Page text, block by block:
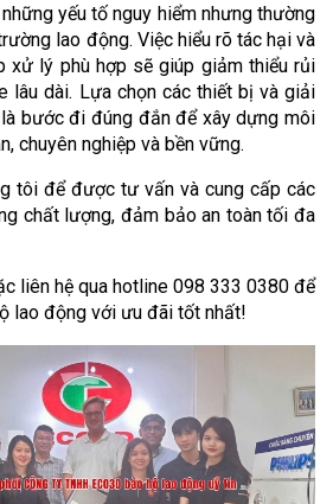
yếu tố nguy hiểm nhưng thường
lao động. Việc hiểu rõ tác hại và
xử lý phù hợp sẽ giúp giảm thiểu rủi
lâu dài. Lựa chọn các thiết bị và giải
bước đi đúng đắn để xây dựng môi
chuyên nghiệp và bền vững.
tôi để được tư vấn và cung cấp các
chất lượng, đảm bảo an toàn tối đa
liên hệ qua hotline 098 333 0380 để
lao động với ưu đãi tốt nhất!